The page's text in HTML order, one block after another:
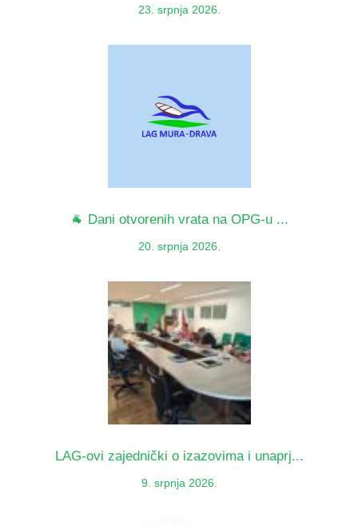
23. srpnja 2026.
🐐 Dani otvorenih vrata na OPG-u ...
20. srpnja 2026.
LAG-ovi zajednički o izazovima i unaprj...
9. srpnja 2026.